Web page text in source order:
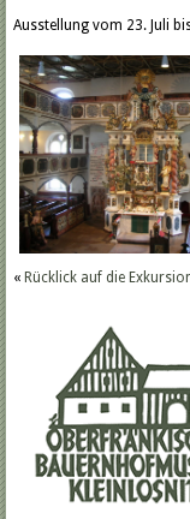
Ausstellung vom 23. Juli
« Rücklick auf die